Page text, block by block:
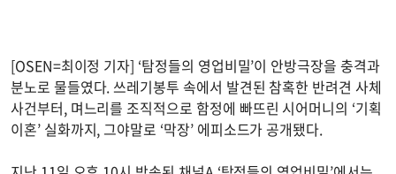
[OSEN=최이정 기자] ‘탐정들의 영업비밀’이 안방극장을 충격과
분노로 물들였다. 쓰레기봉투 속에서 발견된 참혹한 반려견 사체
사건부터, 며느리를 조직적으로 함정에 빠뜨린 시어머니의 ‘기획
이혼’ 실화까지, 그야말로 ‘막장’ 에피소드가 공개됐다.